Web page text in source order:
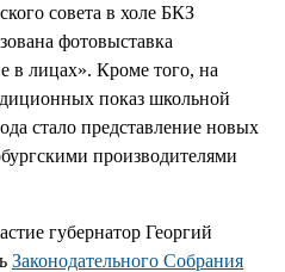
совета в холе БКЗ
фотовыставка
в лицах». Кроме того, на
показ школьной
стало представление новых
производителями
губернатор Георгий
Законодательного Собрания